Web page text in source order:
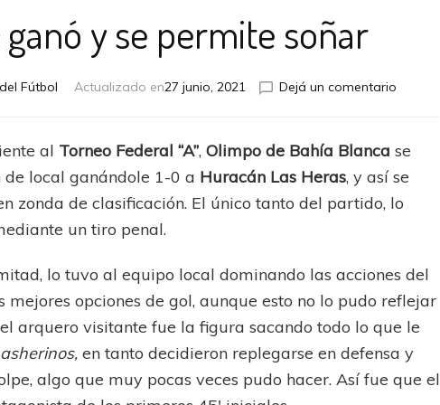
y se permite soñar
Fútbol Actualizado en27 junio, 2021 Dejá un comentario
se
permite
soñar
al Torneo Federal “A”,Olimpo de Bahía Blanca se
local ganándole 1-0 a Huracán Las Heras, y así se
zonda de clasificación. El único tanto del partido, lo
un tiro penal.
lo tuvo al equipo local dominando las acciones del
mejores opciones de gol, aunque esto no lo pudo reflejar
arquero visitante fue la figura sacando todo lo que le
en tanto decidieron replegarse en defensa y
algo que muy pocas veces pudo hacer. Así fue que el